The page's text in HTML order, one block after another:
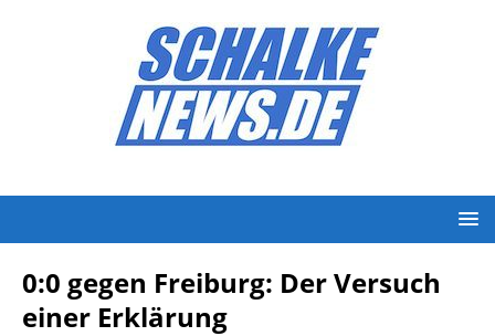
0:0 gegen Freiburg: Der Versuch
einer Erklärung